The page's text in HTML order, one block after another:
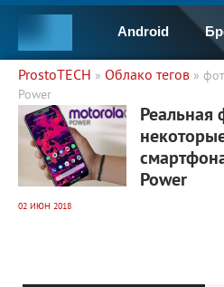
Android
ProstoTECH » Облако тегов »
Power4 798
Реальная
Power
02 ИЮН 2018